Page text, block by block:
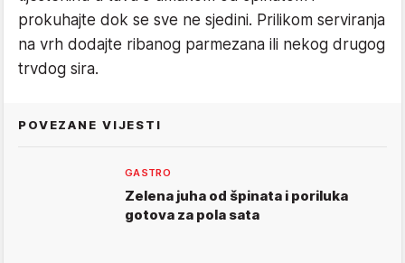
prokuhajte dok se sve ne sjedini. Prilikom serviranja
na vrh dodajte ribanog parmezana ili nekog drugog
trvdog sira.
POVEZANE VIJESTI
GASTRO
Zelena juha od špinata i poriluka
gotova za pola sata